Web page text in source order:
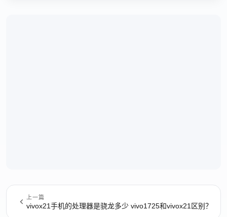
上一篇
vivox21手机的处理器是骁龙多少 vivo1725和vivox21区别？